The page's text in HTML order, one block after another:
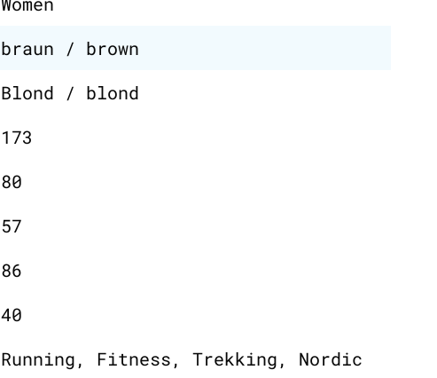
braun / brown
Blond / blond
173
80
57
86
40
Running, Fitness, Trekking, Nordic